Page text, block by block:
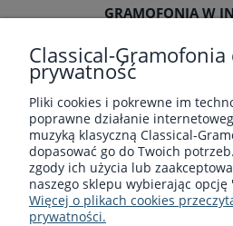
GRAMOFONIA W
Płyty winylowe z muzyka
classical-
Copyright © 2022 - 2026
Classical-Gramofonia
prywatność
Pliki cookies i pokrewne im
poprawne działanie
muzyką klasyczną Classical-
dopasować go do Twoich
zgody ich użycia lub
naszego sklepu wybierając
Więcej o plikach cookies
prywatności.